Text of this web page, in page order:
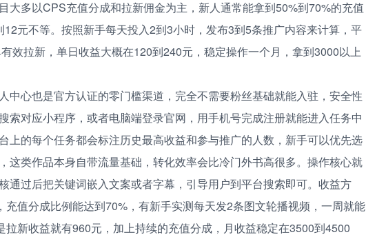
大多以CPS充值分成和拉新佣金为主，新人通常能拿到50%到70%的充值
元不等。按照新手每天投入2到3小时，发布3到5条推广内容来计算，平
效拉新，单日收益大概在120到240元，稳定操作一个月，拿到3000以上
中心也是官方认证的零门槛渠道，完全不需要粉丝基础就能入驻，安全性
索对应小程序，或者电脑端登录官网，用手机号完成注册就能进入任务中
上的每个任务都会标注历史最高收益和参与推广的人数，新手可以优先选
这类作品本身自带流量基础，转化效率会比冷门外书高很多。操作核心就
通过后把关键词嵌入文案或者字幕，引导用户到平台搜索即可。收益方
充值分成比例能达到70%，有新手实测每天发2条图文轮播视频，一周就能
拉新收益就有960元，加上持续的充值分成，月收益稳定在3500到4500